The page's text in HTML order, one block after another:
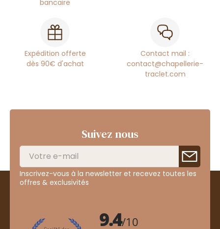
bancaire
Expédition offerte
dès 90€ d'achat
Contact mail :
contact@chapellerie-
traclet.com
Suivez nous
Inscrivez-vous à la newsletter et recevez toutes les
offres & exclusivités